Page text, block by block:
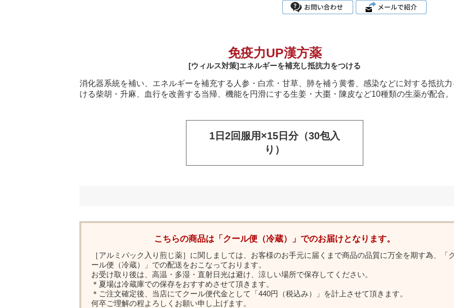
免疫力UP漢方薬
[ウィルス対策]エネルギーを補充し抵抗力をつける
消化器系統を補い、エネルギーを補充する人参・白朮・甘草、肺を補う黄耆、感染などに対する抵抗
ける柴胡・升麻、血行を改善する当帰、機能を円滑にする生姜・大棗・陳皮など10種類の生薬が配合。
1日2回服用×15日分（30包入
り）
こちらの商品は「クール便（冷蔵）」でのお届けとなります。
［アルミパック入り煎じ薬］に関しましては、お客様のお手元に届くまで商品の品質に万全を期す為、「
ール便（冷蔵）」での配送をおこなっております。
お受け取り後は、高温・多湿・直射日光は避け、涼しい場所で保存してください。
＊夏場は冷蔵庫での保存をおすすめさせて頂きます。
＊ご注文確定後、当店にてクール便代金として「440円（税込み）」を計上させて頂きます。
何卒ご理解の程よろしくお願い申し上げます。